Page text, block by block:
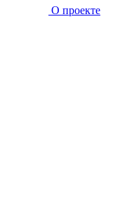
О проекте